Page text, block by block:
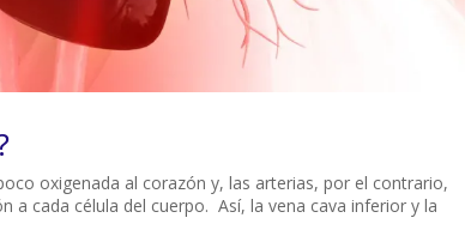
oxigenada al corazón y, las arterias, por el contrario,
a cada célula del cuerpo. Así, la vena cava inferior y la